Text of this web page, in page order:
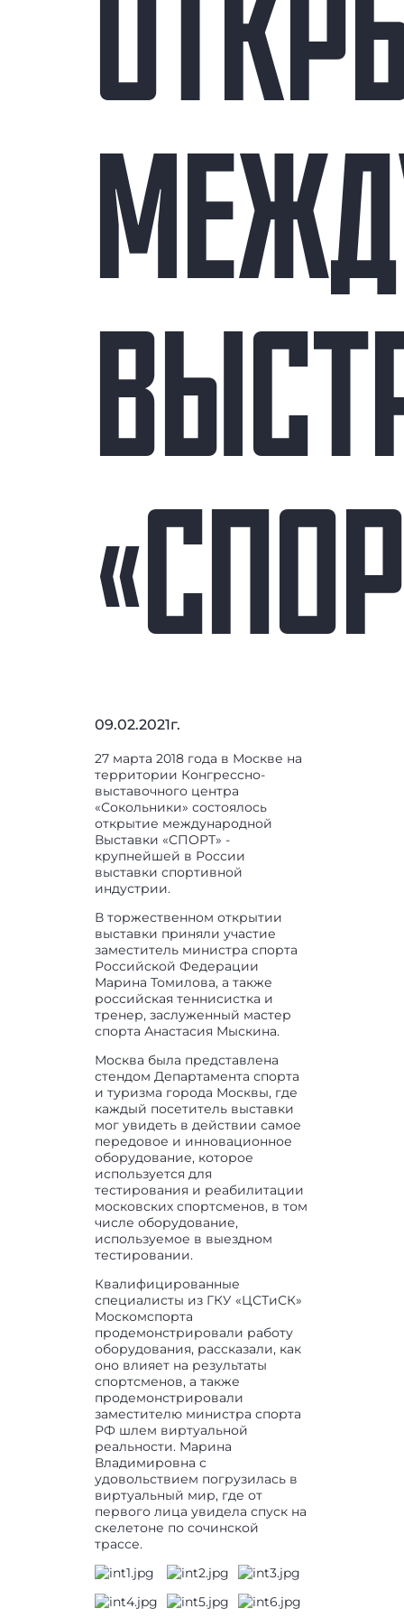
09.02.2021г.
27 марта 2018 года в Москве на
территории Конгрессно-
выставочного центра
«Сокольники» состоялось
открытие международной
Выставки «СПОРТ» -
крупнейшей в России
выставки спортивной
индустрии.
В торжественном открытии
выставки приняли участие
заместитель министра спорта
Российской Федерации
Марина Томилова, а также
российская теннисистка и
тренер, заслуженный мастер
спорта Анастасия Мыскина.
Москва была представлена
стендом Департамента спорта
и туризма города Москвы, где
каждый посетитель выставки
мог увидеть в действии самое
передовое и инновационное
оборудование, которое
используется для
тестирования и реабилитации
московских спортсменов, в том
числе оборудование,
используемое в выездном
тестировании.
Квалифицированные
специалисты из ГКУ «ЦСТиСК»
Москомспорта
продемонстрировали работу
оборудования, рассказали, как
оно влияет на результаты
спортсменов, а также
продемонстрировали
заместителю министра спорта
РФ шлем виртуальной
реальности. Марина
Владимировна с
удовольствием погрузилась в
виртуальный мир, где от
первого лица увидела спуск на
скелетоне по сочинской
трассе.